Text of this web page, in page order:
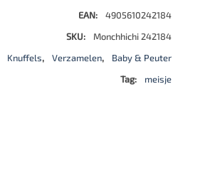
EAN:
4905610242184
SKU:
Monchhichi 242184
Knuffels, Verzamelen,
Baby & Peuter
Tag:
meisje